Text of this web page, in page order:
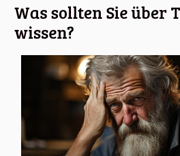
Was sollten Sie über
wissen?